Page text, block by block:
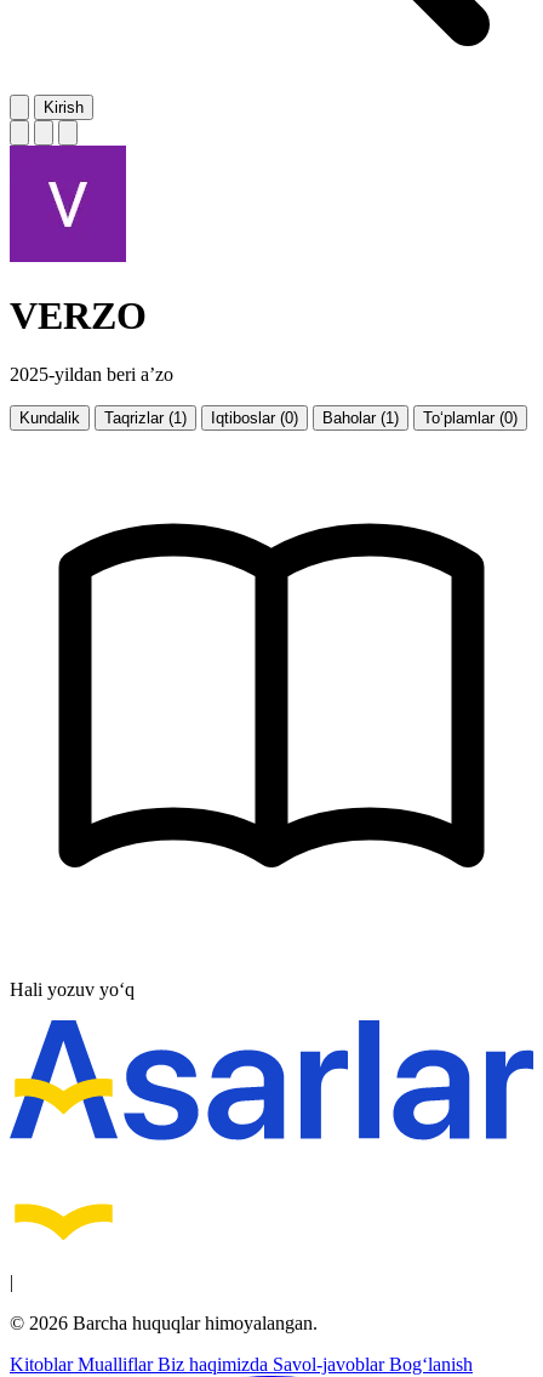
Kirish
VERZO
2025-yildan beri a’zo
Kundalik Taqrizlar (1) Iqtiboslar (0) Baholar (1) To‘plamlar (0)
Hali yozuv yo‘q
|
© 2026 Barcha huquqlar himoyalangan.
KitoblarMualliflarBiz haqimizda Savol-javoblarBog‘lanish